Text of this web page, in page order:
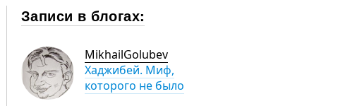
Записи в блогах:
MikhailGolubev
Хаджибей. Миф,
которого не было